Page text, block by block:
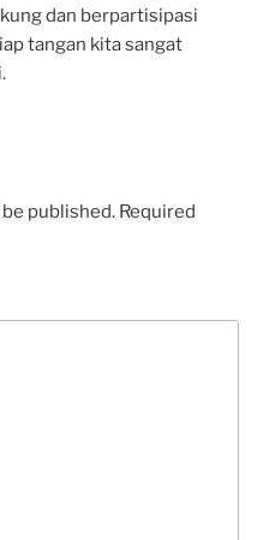
dan berpartisipasi
tangan kita sangat
published. Required